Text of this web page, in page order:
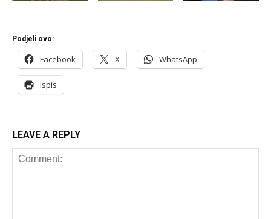
Podjeli ovo:
Facebook X WhatsApp
Ispis
LEAVE A REPLY